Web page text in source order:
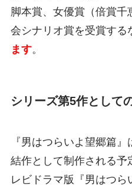
脚本賞、女優賞（倍賞千
会シナリオ賞を受賞する
ます。
シリーズ第5作として
『男はつらいよ望郷篇
結作として制作される予
レビドラマ版『男はつら